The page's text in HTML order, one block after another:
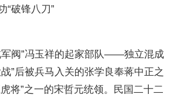
“破锋八刀”
军阀”冯玉祥的起家部队——独立混成
”后被兵马入关的张学良奉蒋中正之
将”之一的宋哲元统领。民国二十二